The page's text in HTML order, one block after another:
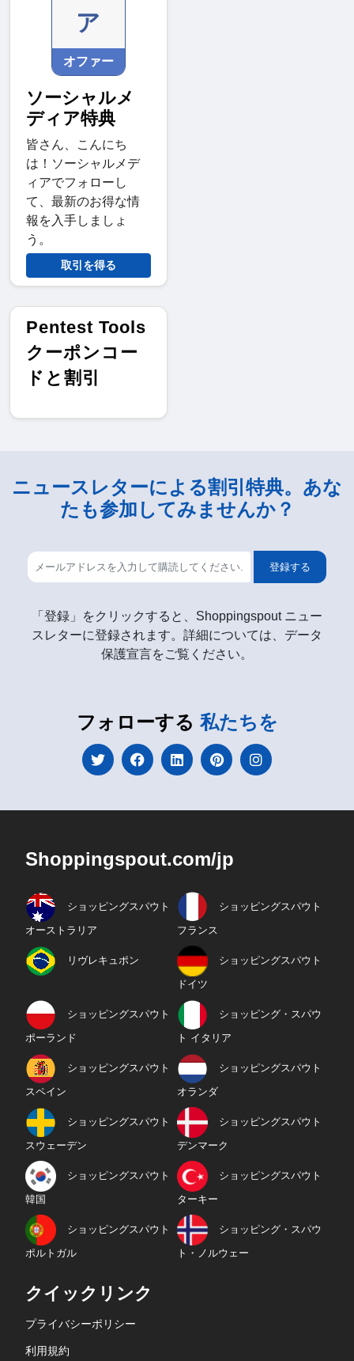
ア
オファー
ソーシャルメ
ディア特典
皆さん、こんにち
は！ソーシャルメデ
ィアでフォローし
て、最新のお得な情
報を入手しましょ
う。
取引を得る
Pentest Tools
クーポンコー
ドと割引
ニュースレターによる割引特典。あな
たも参加してみませんか？
登録する
「登録」をクリックすると、Shoppingspout ニュー
スレターに登録されます。詳細については、データ
保護宣言をご覧ください。
フォローする 私たちを
Shoppingspout.com/jp
ショッピングスパウト
オーストラリア
ショッピングスパウト
フランス
リヴレキュポン ショッピングスパウト
ドイツ
ショッピングスパウト
ポーランド
ショッピング・スパウ
ト イタリア
ショッピングスパウト
スペイン
ショッピングスパウト
オランダ
ショッピングスパウト
スウェーデン
ショッピングスパウト
デンマーク
ショッピングスパウト
韓国
ショッピングスパウト
ターキー
ショッピングスパウト
ポルトガル
ショッピング・スパウ
ト・ノルウェー
クイックリンク
プライバシーポリシー
利用規約